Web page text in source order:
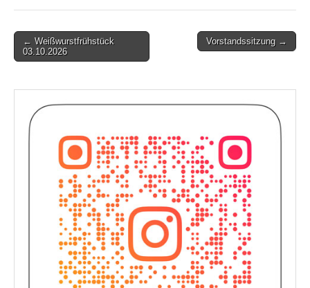
Post
navigation
← Weißwurstfrühstück
03.10.2026
Vorstandssitzung →